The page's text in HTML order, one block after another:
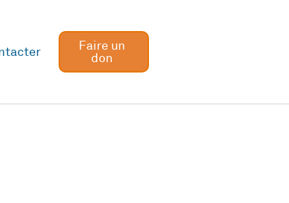
Faire un
don